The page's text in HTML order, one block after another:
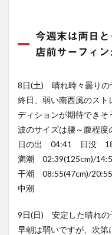
今週末は両日と
店前サーフィン
8日(土) 晴れ時々曇りの
終日、弱い南西風のスト
ディションが期待できそ
波のサイズは腰～腹程度
日の出 04:41 日没
満潮 02:39(125cm)/
干潮 08:55(47cm)/
中潮
9日(日) 安定した晴れの
早朝は弱いですが、次